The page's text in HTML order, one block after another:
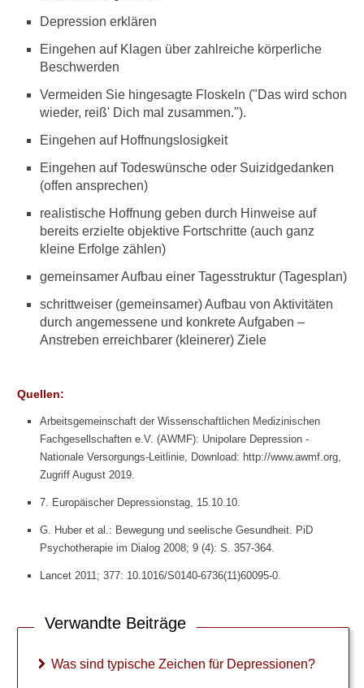
Depression erklären
Eingehen auf Klagen über zahlreiche körperliche
Beschwerden
Vermeiden Sie hingesagte Floskeln ("Das wird schon
wieder, reiß' Dich mal zusammen.").
Eingehen auf Hoffnungslosigkeit
Eingehen auf Todeswünsche oder Suizidgedanken
(offen ansprechen)
realistische Hoffnung geben durch Hinweise auf
bereits erzielte objektive Fortschritte (auch ganz
kleine Erfolge zählen)
gemeinsamer Aufbau einer Tagesstruktur (Tagesplan)
schrittweiser (gemeinsamer) Aufbau von Aktivitäten
durch angemessene und konkrete Aufgaben –
Anstreben erreichbarer (kleinerer) Ziele
Quellen:
Arbeitsgemeinschaft der Wissenschaftlichen Medizinischen
Fachgesellschaften e.V. (AWMF): Unipolare Depression -
Nationale Versorgungs-Leitlinie, Download: http://www.awmf.org,
Zugriff August 2019.
7. Europäischer Depressionstag, 15.10.10.
G. Huber et al.: Bewegung und seelische Gesundheit. PiD
Psychotherapie im Dialog 2008; 9 (4): S. 357-364.
Lancet 2011; 377: 10.1016/S0140-6736(11)60095-0.
Verwandte Beiträge
Was sind typische Zeichen für Depressionen?